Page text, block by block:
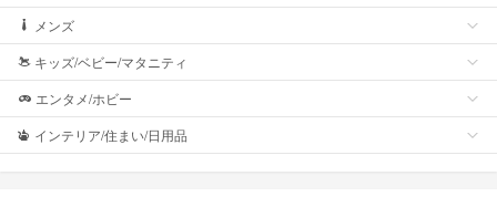
メンズ
キッズ/ベビー/マタニティ
エンタメ/ホビー
インテリア/住まい/日用品